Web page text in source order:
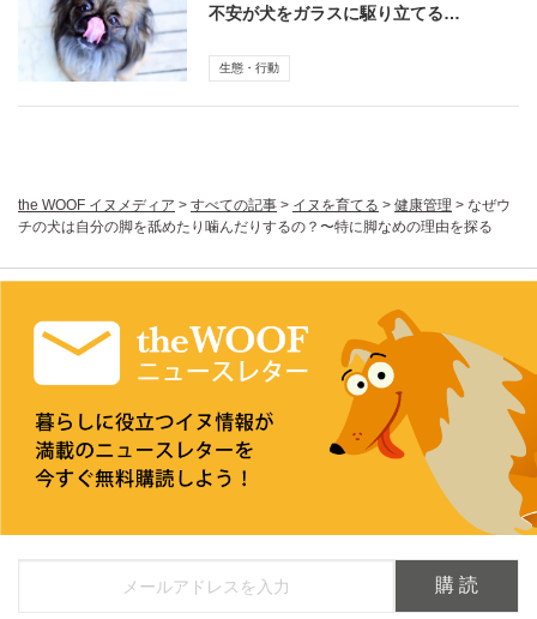
不安が犬をガラスに駆り立てる…
生態・行動
the WOOF イヌメディア > すべての記事 > イヌを育てる > 健康管理 > なぜウ
チの犬は自分の脚を舐めたり噛んだりするの？〜特に脚なめの理由を探る